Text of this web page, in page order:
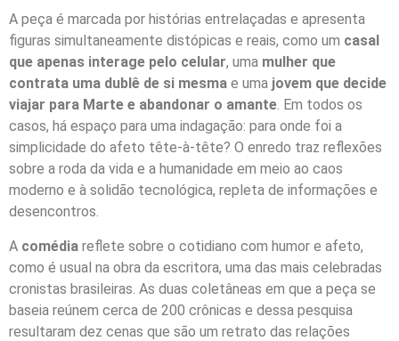
A peça é marcada por histórias entrelaçadas e apresenta
figuras simultaneamente distópicas e reais, como um casal
que apenas interage pelo celular, uma mulher que
contrata uma dublê de si mesma e uma jovem que decide
viajar para Marte e abandonar o amante. Em todos os
casos, há espaço para uma indagação: para onde foi a
simplicidade do afeto tête-à-tête? O enredo traz reflexões
sobre a roda da vida e a humanidade em meio ao caos
moderno e à solidão tecnológica, repleta de informações e
desencontros.
A comédia reflete sobre o cotidiano com humor e afeto,
como é usual na obra da escritora, uma das mais celebradas
cronistas brasileiras. As duas coletâneas em que a peça se
baseia reúnem cerca de 200 crônicas e dessa pesquisa
resultaram dez cenas que são um retrato das relações